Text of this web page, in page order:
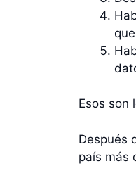
Esos son
Después
país más